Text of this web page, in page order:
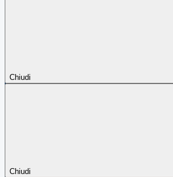
Chiudi
Chiudi